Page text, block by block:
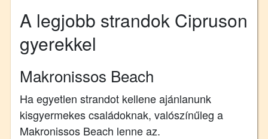
A legjobb strandok Cipruson
gyerekkel
Makronissos Beach
Ha egyetlen strandot kellene ajánlanunk
kisgyermekes családoknak, valószínűleg a
Makronissos Beach lenne az.